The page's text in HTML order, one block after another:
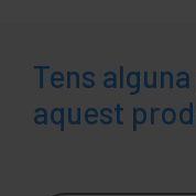
Tens
aquest